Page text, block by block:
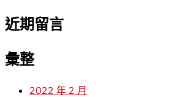
近期留言
彙整
2022 年 2 月